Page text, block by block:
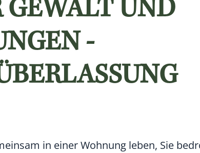
UND N
- W
V
in einer Wohnung leben, Sie